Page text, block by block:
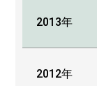
2013年
2012年